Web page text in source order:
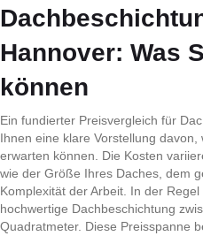
Hannover: Was
können
Ein fundierter Preisvergleich für
Ihnen eine klare Vorstellung
erwarten können. Die Kosten
wie der Größe Ihres Daches, dem
Komplexität der Arbeit. In der
hochwertige Dachbeschichtung
Quadratmeter. Diese Preisspanne